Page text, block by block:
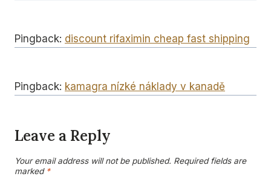
Pingback: discount rifaximin cheap fast shipping
Pingback: kamagra nízké náklady v kanadě
Leave a Reply
Your email address will not be published. Required fields are
marked *